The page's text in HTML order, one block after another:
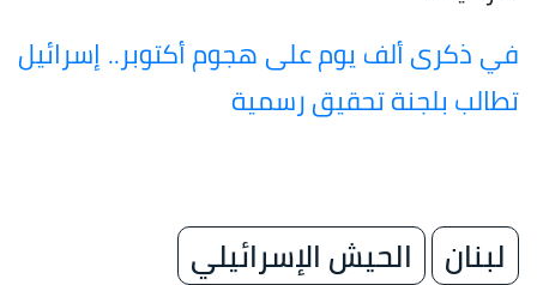
في ذكرى ألف يوم على هجوم أكتوبر.. إسرائيل
تطالب بلجنة تحقيق رسمية
لبنان
الحيش الإسرائيلي